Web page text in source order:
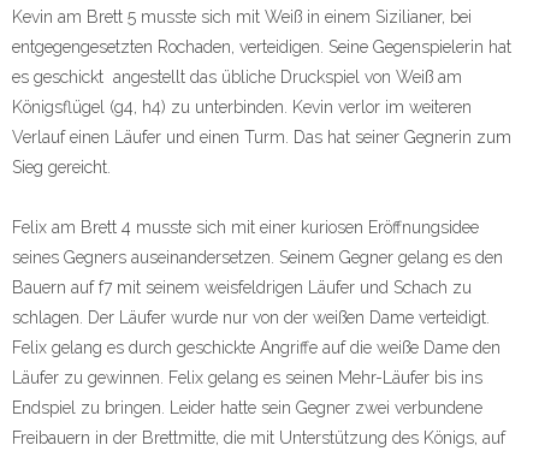
Kevin am Brett 5 musste sich mit Weiß in einem Sizilianer, bei
entgegengesetzten Rochaden, verteidigen. Seine Gegenspielerin hat
es geschickt angestellt das übliche Druckspiel von Weiß am
Königsflügel (g4, h4) zu unterbinden. Kevin verlor im weiteren
Verlauf einen Läufer und einen Turm. Das hat seiner Gegnerin zum
Sieg gereicht.
Felix am Brett 4 musste sich mit einer kuriosen Eröffnungsidee
seines Gegners auseinandersetzen. Seinem Gegner gelang es den
Bauern auf f7 mit seinem weisfeldrigen Läufer und Schach zu
schlagen. Der Läufer wurde nur von der weißen Dame verteidigt.
Felix gelang es durch geschickte Angriffe auf die weiße Dame den
Läufer zu gewinnen. Felix gelang es seinen Mehr-Läufer bis ins
Endspiel zu bringen. Leider hatte sein Gegner zwei verbundene
Freibauern in der Brettmitte, die mit Unterstützung des Königs, auf